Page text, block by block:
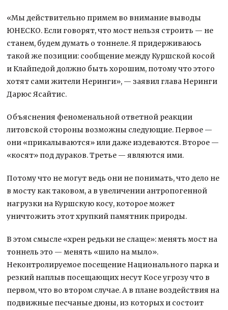
«Мы действительно примем во внимание выводы
ЮНЕСКО. Если говорят, что мост нельзя строить — не
станем, будем думать о тоннеле. Я придерживаюсь
такой же позиции: сообщение между Куршской косой
и Клайпедой должно быть хорошим, потому что этого
хотят сами жители Неринги», — заявил глава Неринги
Дарюс Ясайтис.
Объяснения феноменальной ответной реакции
литовской стороны возможны следующие. Первое —
они «прикалываются» или даже издеваются. Второе —
«косят» под дураков. Третье — являются ими.
Потому что не могут ведь они не понимать, что дело не
в мосту как таковом, а в увеличении антропогенной
нагрузки на Куршскую косу, которое может
уничтожить этот хрупкий памятник природы.
В этом смысле «хрен редьки не слаще»: менять мост на
тоннель это — менять «шило на мыло».
Неконтролируемое посещение Национального парка и
резкий наплыв посещающих несут Косе угрозу что в
первом, что во втором случае. А в плане воздействия на
подвижные песчаные дюны, из которых и состоит